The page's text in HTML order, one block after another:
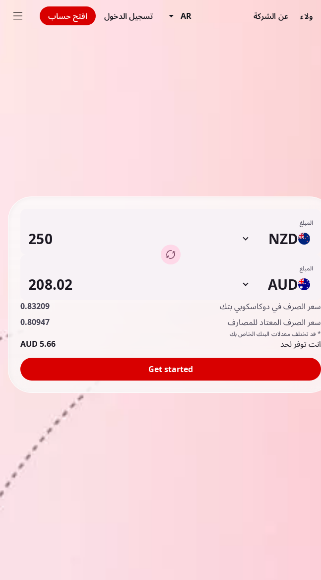
ولاء عن الشركة AR تسجيل الدخول افتح حساب
المبلغ
NZD
المبلغ
AUD
سعر الصرف في دوكاسكوبي بتك
0.83209
سعر الصرف المعتاد للمصارف
0.80947
* قد تختلف معدلات البنك الخاص بك
انت توفر لحد 5.66 AUD
Get started